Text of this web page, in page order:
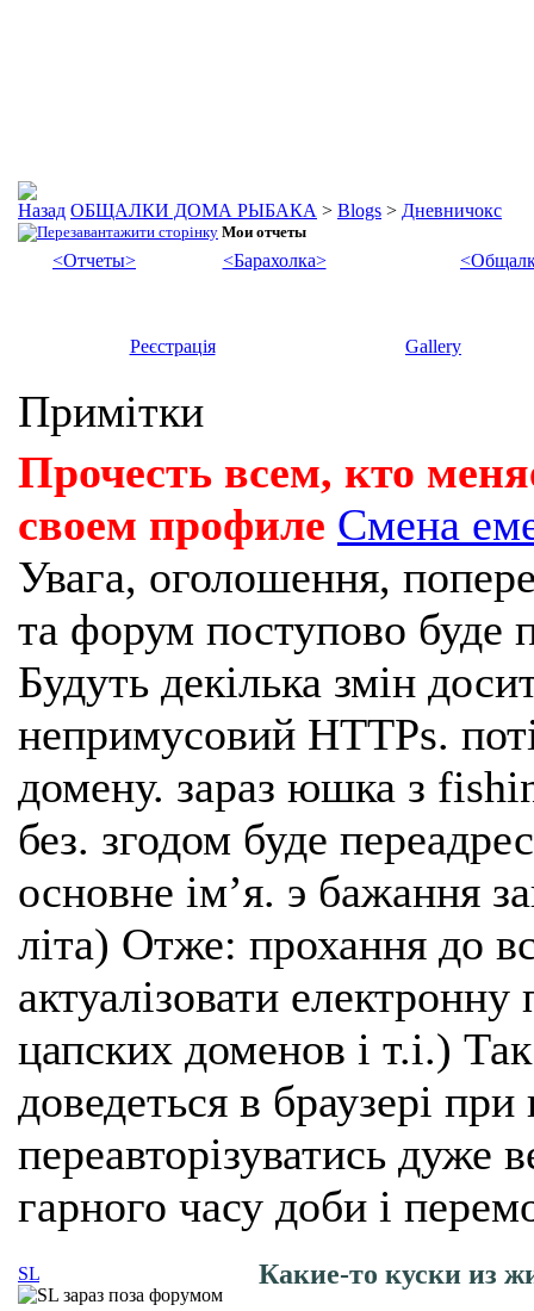
ОБЩАЛКИ ДОМА РЫБАКА > Blogs > Дневничокс
Мои отчеты
<Отчеты> <Барахолка>
Реєстрація Gallery
Примітки
Прочесть всем, кто
своем профиле Смена
Увага, оголошення,
та форум поступово буде
Будуть декілька змін
непримусовий HTTPs.
домену. зараз юшка з
без. згодом буде
основне імʼя. э бажання
літа) Отже: прохання до
актуалізовати
цапских доменов і т.і.)
доведеться в браузері
переавторізуватись
гарного часу доби і
Какие-то куски из
SL